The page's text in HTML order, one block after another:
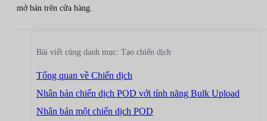
mở bán trên cửa hàng.
Bài viết cùng danh mục: Tạo chiến dịch
Tổng quan về Chiến dịch
Nhân bản chiến dịch POD với tính năng Bulk Upload
Nhân bản một chiến dịch POD